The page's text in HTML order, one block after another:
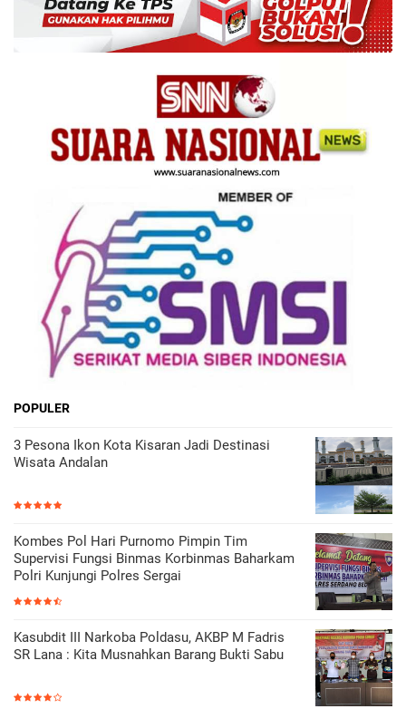
POPULER
3 Pesona Ikon Kota Kisaran Jadi Destinasi
Wisata Andalan
Kombes Pol Hari Purnomo Pimpin Tim
Supervisi Fungsi Binmas Korbinmas Baharkam
Polri Kunjungi Polres Sergai
Kasubdit III Narkoba Poldasu, AKBP M Fadris
SR Lana : Kita Musnahkan Barang Bukti Sabu